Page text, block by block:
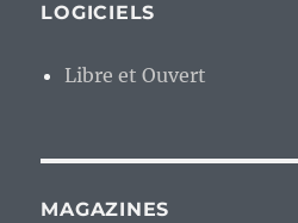
LOGICIELS
Libre et Ouvert
MAGAZINES